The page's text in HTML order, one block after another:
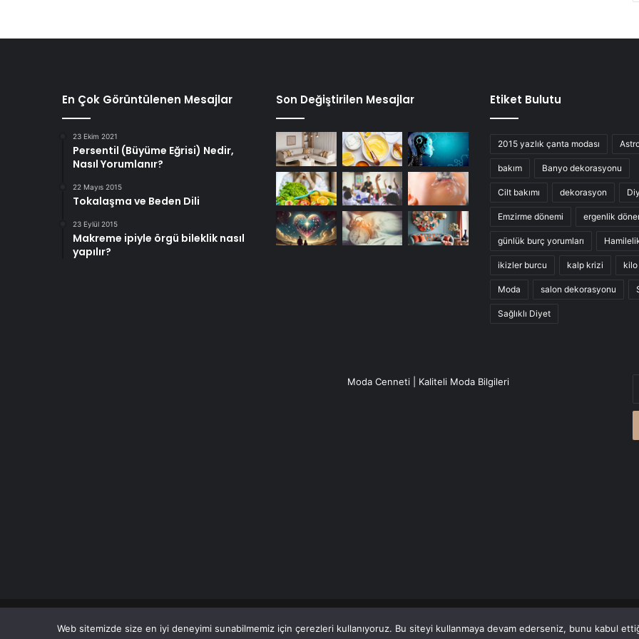
En Çok Görüntülenen Mesajlar
23 Ekim 2021
Persentil (Büyüme Eğrisi) Nedir,
Nasıl Yorumlanır?
22 Mayıs 2015
Tokalaşma ve Beden Dili
23 Eylül 2015
Makreme ipiyle örgü bileklik nasıl
yapılır?
Son Değiştirilen Mesajlar Etiket Bulutu
2015 yazlık çanta modası
bakım Banyo dekorasyonu
Cilt bakımı dekorasyon
Emzirme dönemi ergenlik
günlük burç yorumları
ikizler burcu kalp krizi
Moda salon dekorasyonu
Sağlıklı Diyet
Moda Cenneti | Kaliteli Moda Bilgileri
© Copyright 2026 Her Hakkı Saklıdır. Son DakikaHaberlerCanlı Haber'den alınmaktadır.
Web sitemizde size en iyi deneyimi sunabilmemiz için çerezleri kullanıyoruz. Bu siteyi kullanmaya devam ederseniz, bunu kabul